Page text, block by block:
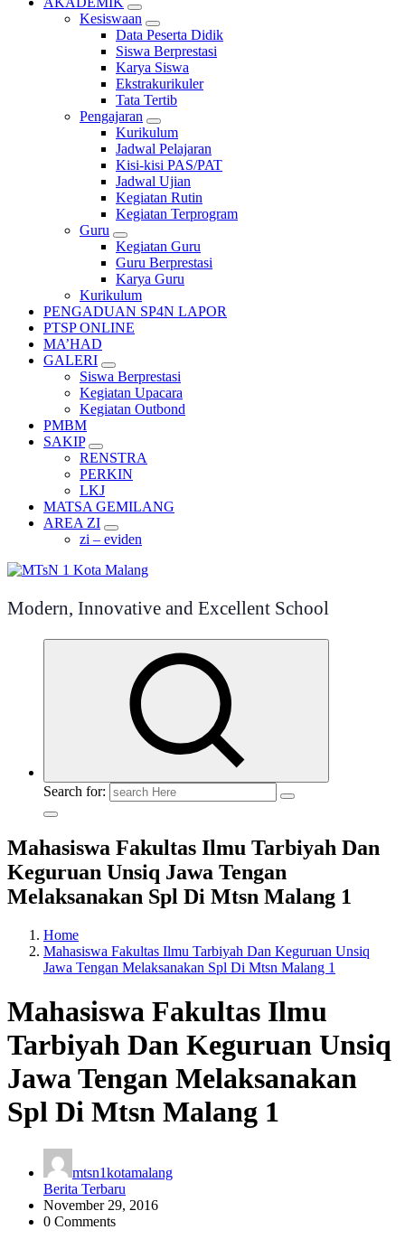
Kesiswaan
Data Peserta Didik
Siswa Berprestasi
Karya Siswa
Ekstrakurikuler
Tata Tertib
Pengajaran
Kurikulum
Jadwal Pelajaran
Kisi-kisi PAS/PAT
Jadwal Ujian
Kegiatan Rutin
Kegiatan Terprogram
Guru
Kegiatan Guru
Guru Berprestasi
Karya Guru
Kurikulum
PENGADUAN SP4N LAPOR
PTSP ONLINE
MA’HAD
GALERI
Siswa Berprestasi
Kegiatan Upacara
Kegiatan Outbond
PMBM
SAKIP
RENSTRA
PERKIN
LKJ
MATSA GEMILANG
AREA ZI
zi – eviden
Modern, Innovative and Excellent School
Search for:
Mahasiswa Fakultas Ilmu Tarbiyah Dan
Keguruan Unsiq Jawa Tengan
Melaksanakan Spl Di Mtsn Malang 1
Home
Mahasiswa Fakultas Ilmu Tarbiyah Dan Keguruan Unsiq
Jawa Tengan Melaksanakan Spl Di Mtsn Malang 1
Mahasiswa Fakultas Ilmu
Tarbiyah Dan Keguruan Unsiq
Jawa Tengan Melaksanakan
Spl Di Mtsn Malang 1
mtsn1kotamalang
Berita Terbaru
November 29, 2016
0 Comments